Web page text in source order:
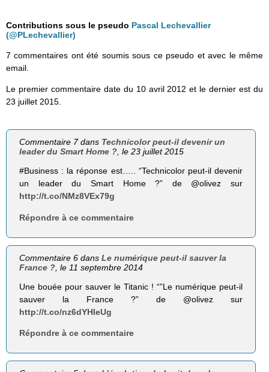
Contributions sous le pseudo Pascal Lechevallier
(@PLechevallier)
7 commentaires ont été soumis sous ce pseudo et avec le même
email.
Le premier commentaire date du 10 avril 2012 et le dernier est du
23 juillet 2015.
Commentaire 7 dans Technicolor peut-il devenir un
leader du Smart Home ?, le 23 juillet 2015
#Business : la réponse est….. “Technicolor peut-il devenir
un leader du Smart Home ?” de @olivez sur
http://t.co/NMz8VEx79g
Répondre à ce commentaire
Commentaire 6 dansLe numérique peut-il sauver la
France ? , le 11 septembre 2014
Une bouée pour sauver le Titanic ! “”Le numérique peut-il
sauver la France ?” de @olivez sur
http://t.co/nz6dYHIeUg
Répondre à ce commentaire